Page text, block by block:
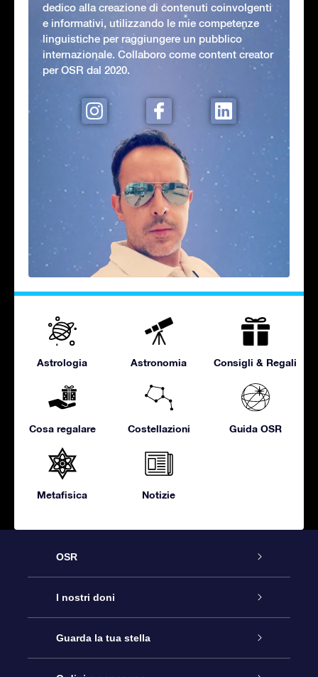
dedico alla creazione di contenuti coinvolgenti
e informativi, utilizzando le mie competenze
linguistiche per raggiungere un pubblico
internazionale. Collaboro come content creator
per OSR dal 2020.
Astrologia Astronomia Consigli & Regali
Cosa regalare Costellazioni Guida OSR
Metafisica Notizie
OSR
Assistenza
Contattaci
I nostri doni
Online Star Gift
Guarda la tua stella